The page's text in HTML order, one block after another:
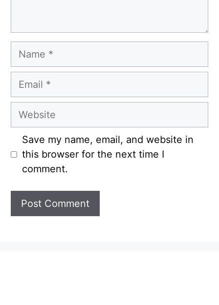
Name
Email
Website
Save my name, email, and website in
this browser for the next time I
comment.